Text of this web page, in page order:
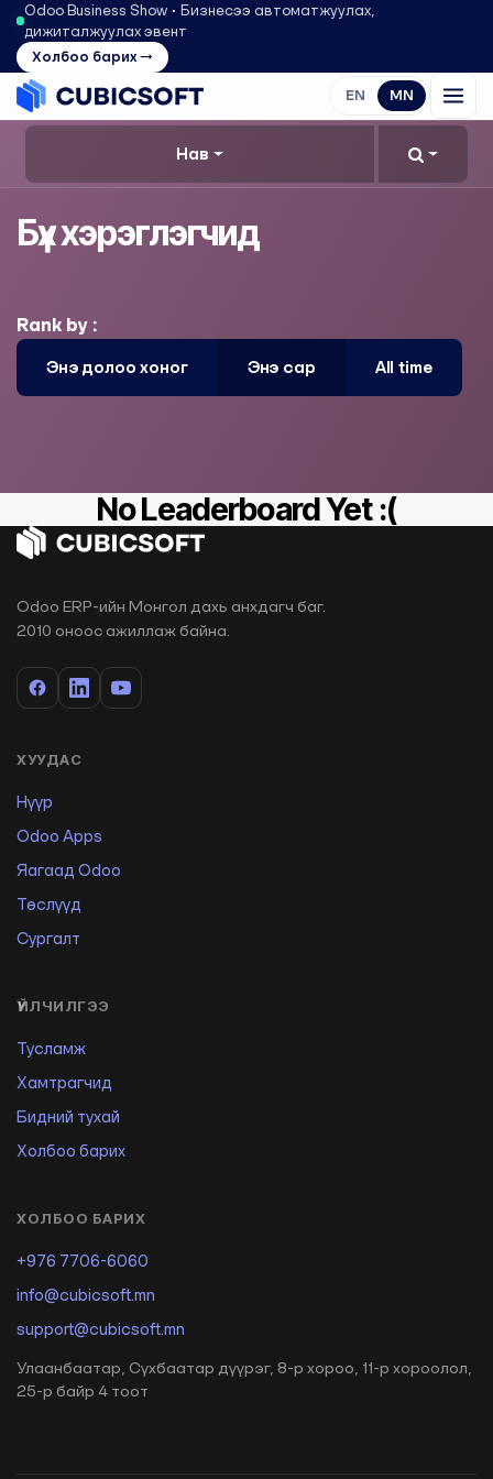
Odoo Business Show • Бизнесээ автоматжуулах,
дижиталжуулах эвент
Холбоо барих →
EN MN
Нав
Бүх хэрэглэгчид
Rank by :
Энэ долоо хоног Энэ сар All time
No Leaderboard Yet :(
Odoo ERP-ийн Монгол дахь анхдагч баг.
2010 оноос ажиллаж байна.
ХУУДАС
Нүүр
Odoo Apps
Яагаад Odoo
Төслүүд
Сургалт
ҮЙЛЧИЛГЭЭ
Тусламж
Хамтрагчид
Бидний тухай
Холбоо барих
ХОЛБОО БАРИХ
+976 7706-6060
info@cubicsoft.mn
support@cubicsoft.mn
Улаанбаатар, Сүхбаатар дүүрэг, 8-р хороо, 11-р хороолол,
25-р байр 4 тоот